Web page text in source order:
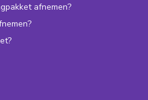
afnemen?